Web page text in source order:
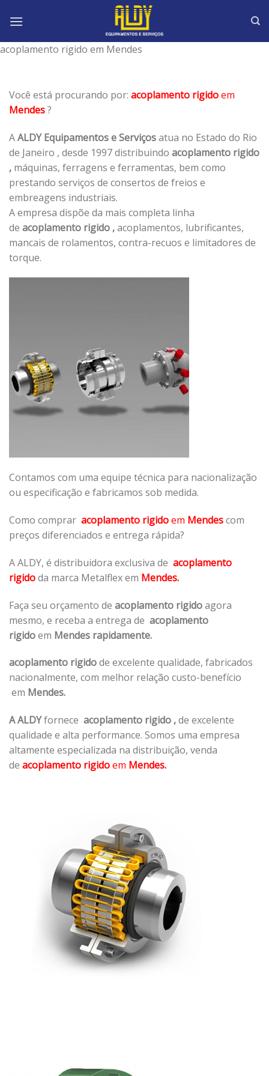
acoplamento rigido em Mendes
Você está procurando por: acoplamento rigidoem
Mendes?
AALDY Equipamentos e Serviçosatua no Estado do Rio
de Janeiro , desde 1997 distribuindo acoplamento rigido
, máquinas, ferragens e ferramentas, bem como
prestando serviços de consertos de freios e
embreagens industriais.
A empresa dispõe da mais completa linha
de acoplamento rigido ,acoplamentos, lubrificantes,
mancais de rolamentos, contra-recuos e limitadores de
torque.
Contamos com uma equipe técnica para nacionalização
ou especificação e fabricamos sob medida.
Como comprar acoplamento rigidoem Mendescom
preços diferenciados e entrega rápida?
A ALDY, é distribuidora exclusiva de acoplamento
rigidoda marca Metalflex em Mendes.
Faça seu orçamento de acoplamento rigidoagora
mesmo, e receba a entrega de acoplamento
rigidoem Mendes rapidamente.
acoplamento rigidode excelente qualidade, fabricados
nacionalmente, com melhor relação custo-benefício
em Mendes.
A ALDYfornece acoplamento rigido ,de excelente
qualidade e alta performance. Somos uma empresa
altamente especializada na distribuição, venda
de acoplamento rigidoem Mendes.